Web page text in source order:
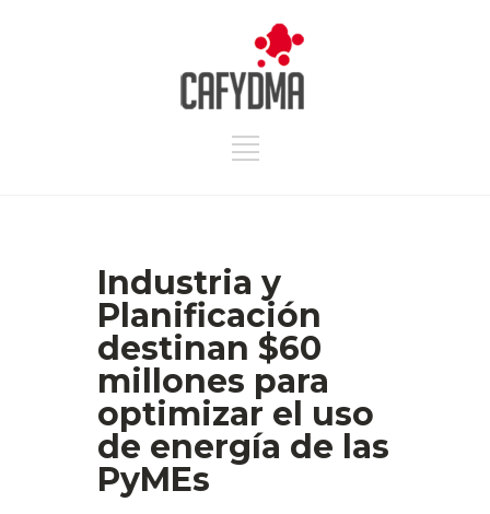
Industria y
Planificación
destinan $60
millones para
optimizar el uso
de energía de las
PyMEs